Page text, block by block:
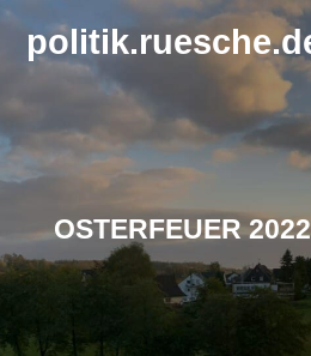
Zum
OSTERFEUER